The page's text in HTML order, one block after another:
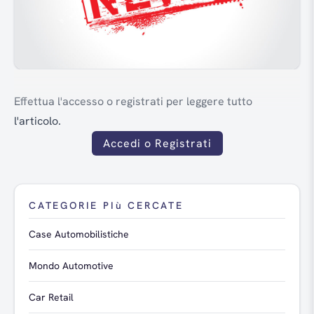
Effettua l'accesso o registrati per leggere tutto
l'articolo.
Accedi o Registrati
CATEGORIE PIù CERCATE
Case Automobilistiche
Mondo Automotive
Car Retail